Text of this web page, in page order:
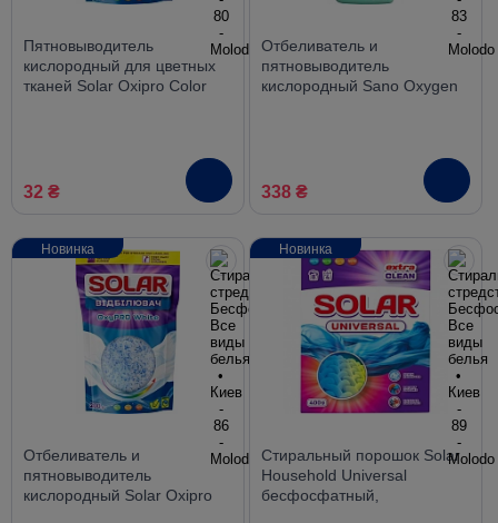
Пятновыводитель
кислородный для цветных
тканей Solar Oxipro Color
32 ₴
Отбеливатель и
пятновыводитель
кислородный Sano Oxygen
338 ₴
Отбеливатель и
пятновыводитель
кислородный Solar Oxipro
Новинка
Стиральный порошок Solar
Household Universal
бесфосфатный,
Новинка